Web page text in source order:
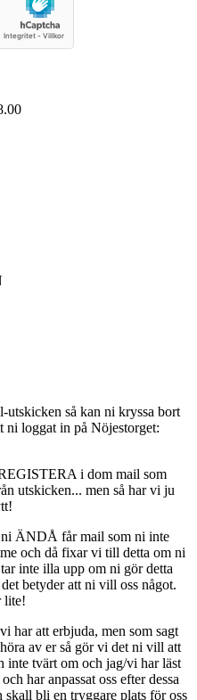
så kan ni kryssa bort
ni loggat in på Nöjestorget:
i dom mail som
utskicken... men så har vi ju
ÄNDÅ får mail som ni inte
och då fixar vi till detta om ni
inte illa upp om ni gör detta
betyder att ni vill oss något.
lite!
har att erbjuda, men som sagt
av er så gör vi det ni vill att
tvärt om och jag/vi har läst
har anpassat oss efter dessa
skall bli en tryggare plats för oss